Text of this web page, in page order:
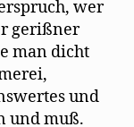
wer
gerißner
man dicht
und
und muß.